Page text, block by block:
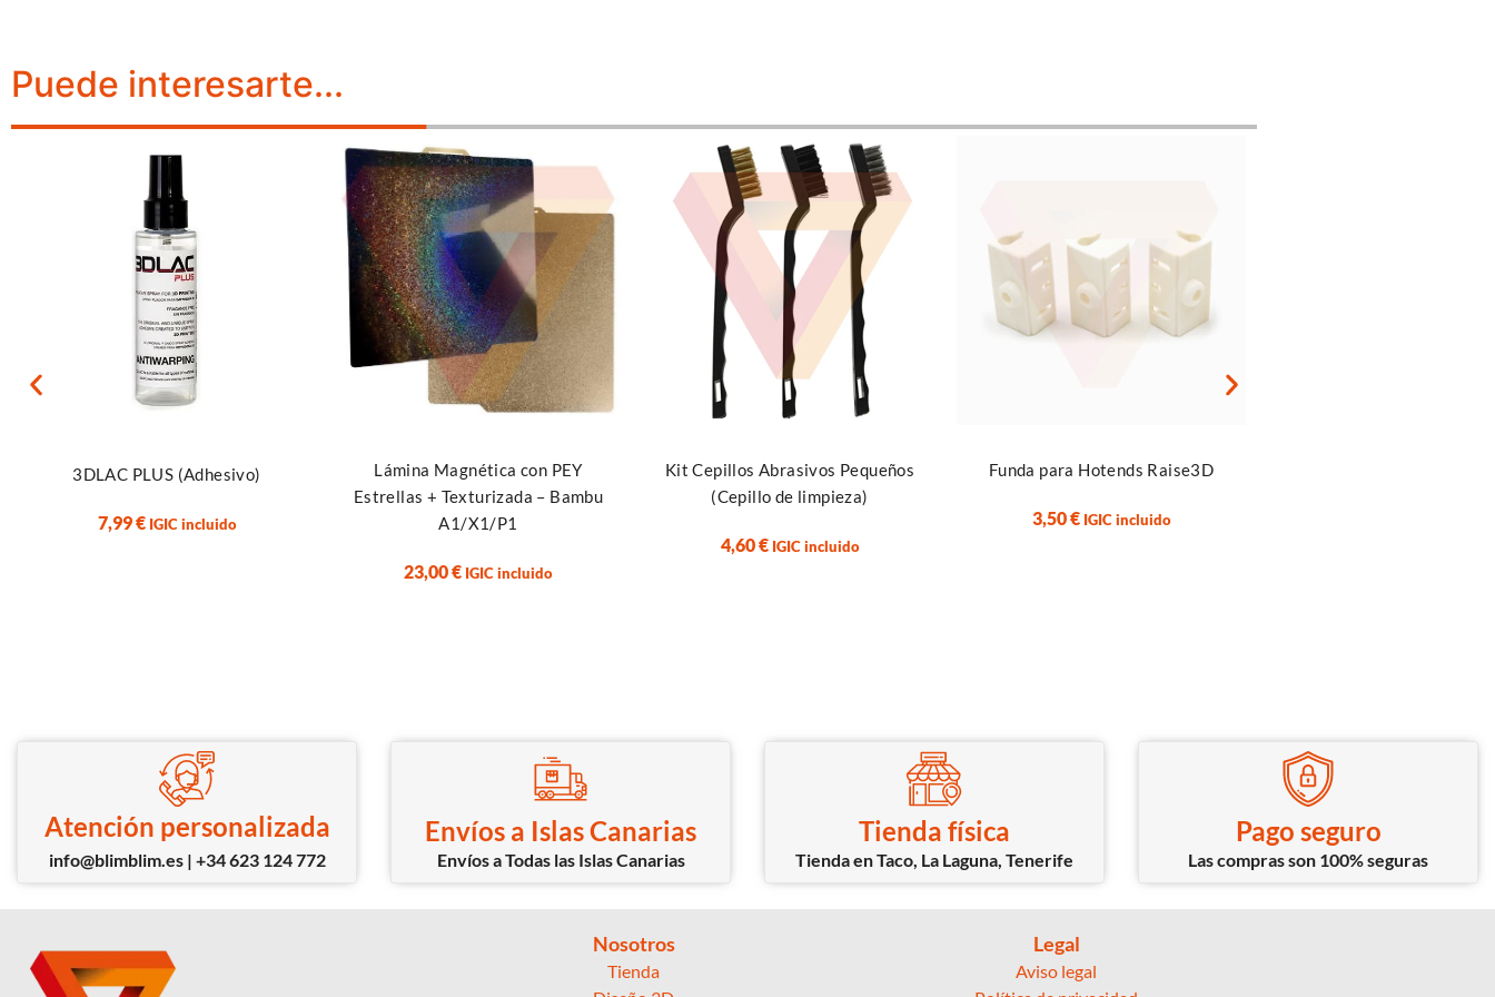
Puede interesarte...
3DLAC PLUS (Adhesivo)
7,99€ IGIC incluido
Lámina Magnética con PEY
Estrellas + Texturizada – Bambu
A1/X1/P1
23,00€ IGIC incluido
Añadir al carrito
Kit Cepillos Abrasivos Pequeños
(Cepillo de limpieza)
4,60€ IGIC incluido
Funda para Hotends Raise3D
3,50€ IGIC incluido
Atención personalizada
info@blimblim.es | +34 623 124 772
Envíos a Islas Canarias
Envíos a Todas las Islas Canarias
Tienda física
Tienda en Taco, La Laguna, Tenerife
Pago seguro
Las compras son 100% seguras
Nosotros
Tienda
Legal
Aviso legal